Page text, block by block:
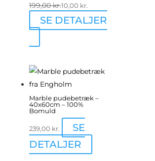
199,00kr.10,00 kr.
SE DETALJER
Marble pudebetræk –
40x60cm – 100%
Bomuld
239,00 kr.
SE
DETALJER
vare